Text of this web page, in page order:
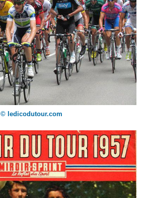
© ledicodutour.com